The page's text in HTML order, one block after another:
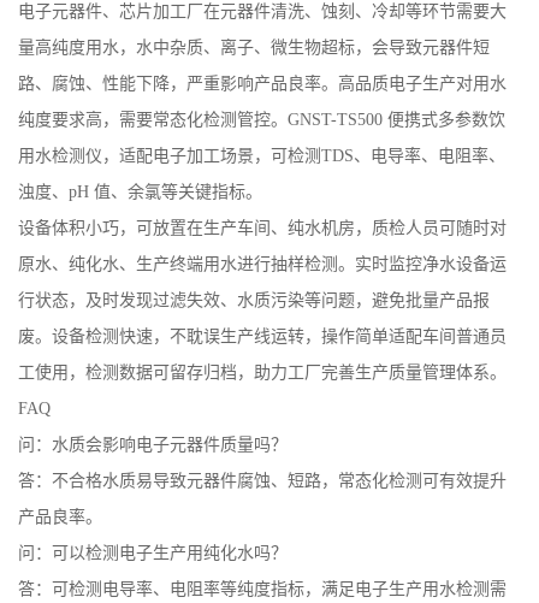
电子元器件、芯片加工厂在元器件清洗、蚀刻、冷却等环节需要大
量高纯度用水，水中杂质、离子、微生物超标，会导致元器件短
路、腐蚀、性能下降，严重影响产品良率。高品质电子生产对用水
纯度要求高，需要常态化检测管控。GNST-TS500 便携式多参数饮
用水检测仪，适配电子加工场景，可检测TDS、电导率、电阻率、
浊度、pH 值、余氯等关键指标。
设备体积小巧，可放置在生产车间、纯水机房，质检人员可随时对
原水、纯化水、生产终端用水进行抽样检测。实时监控净水设备运
行状态，及时发现过滤失效、水质污染等问题，避免批量产品报
废。设备检测快速，不耽误生产线运转，操作简单适配车间普通员
工使用，检测数据可留存归档，助力工厂完善生产质量管理体系。
FAQ
问：水质会影响电子元器件质量吗？
答：不合格水质易导致元器件腐蚀、短路，常态化检测可有效提升
产品良率。
问：可以检测电子生产用纯化水吗？
答：可检测电导率、电阻率等纯度指标，满足电子生产用水检测需